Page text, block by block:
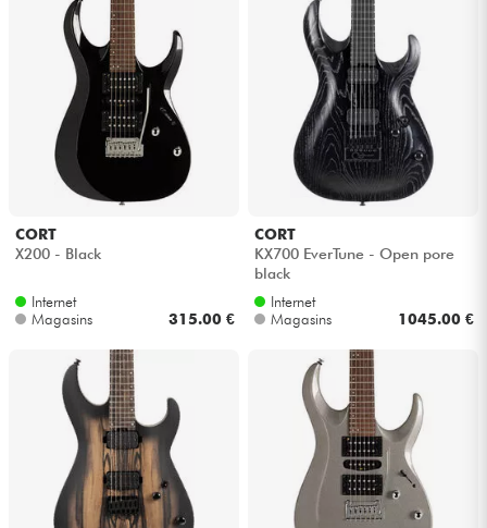
Home Studio
Casques
Micros & HF
Eclairage
Batteries & Percu
Vents
Violons & Quatuor
CORT
X200 - Black
Internet
Magasins
315.00 €
CORT
KX700 EverTune - Open pore
black
Internet
Magasins
1045.00 €